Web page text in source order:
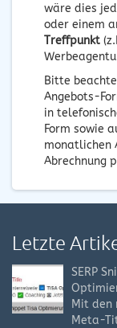
wäre dies
oder einem
Treffpunkt
Bitte
Angebots-
in
Form sowie
monatlichen
Abrechnung
Letzte
SERP
Mit den
Meta-